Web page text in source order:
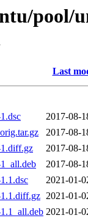
pool/
Last
2017-08-
2017-08-
2017-08-
2017-08-
2021-01-
2021-01-
2021-01-